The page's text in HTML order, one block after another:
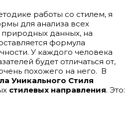
работы со стилем, я
для анализа всех
данных, на
формула
У каждого человека
будет отличаться от,
похожего на него. В
Уникального Стиля
стилевых направления. Это: